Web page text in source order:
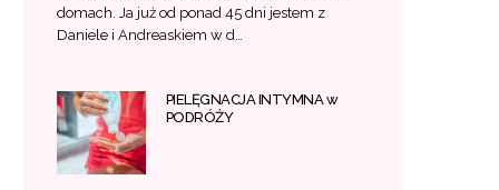
domach. Ja już od ponad 45 dni jestem z
Daniele i Andreaskiem w d…
PIELĘGNACJA INTYMNA w
PODRÓŻY